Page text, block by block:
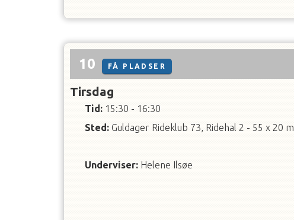
10 FÅ PLADSER
Tirsdag
Tid: 15:30 - 16:30
Sted: Guldager Rideklub 73, Ridehal 2 - 55 x 20 m
Underviser: Helene Ilsøe